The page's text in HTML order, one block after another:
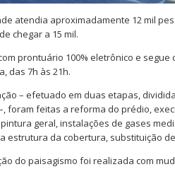
atendia aproximadamente 12 mil
chegar a 15 mil.
prontuário 100% eletrônico e
das 7h às 21h.
– efetuado em duas etapas,
foram feitas a reforma do prédio,
geral, instalações de gases
estrutura da cobertura, substituição
do paisagismo foi realizada com